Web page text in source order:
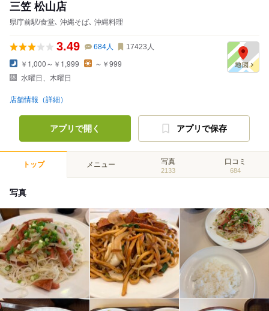
三笠 松山店
県庁前駅/食堂､ 沖縄そば､ 沖縄料理
3.49 684人 17423 人
￥1,000～￥1,999
～￥999
水曜日、木曜日
店舗情報（詳細）
アプリで開く アプリで保存
トップ メニュー 写真
2133
口コミ
684
写真